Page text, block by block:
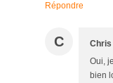
Répondre
C Chris
Oui,
bien